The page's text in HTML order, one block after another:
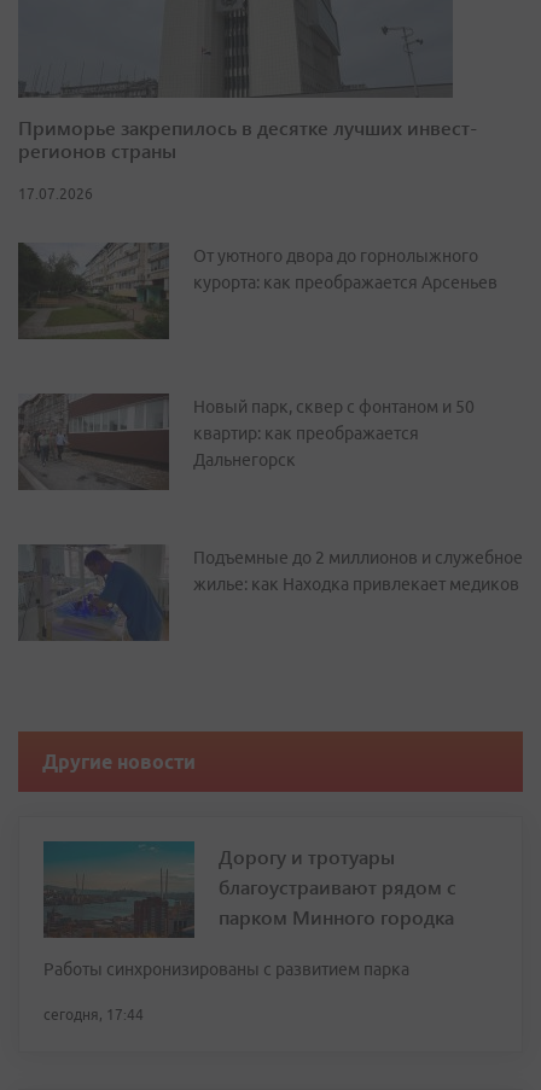
Приморье закрепилось в десятке лучших инвест-
регионов страны
17.07.2026
От уютного двора до горнолыжного
курорта: как преображается Арсеньев
Новый парк, сквер с фонтаном и 50
квартир: как преображается
Дальнегорск
Подъемные до 2 миллионов и служебное
жилье: как Находка привлекает медиков
Другие новости
Дорогу и тротуары
благоустраивают рядом с
парком Минного городка
Работы синхронизированы с развитием парка
сегодня, 17:44